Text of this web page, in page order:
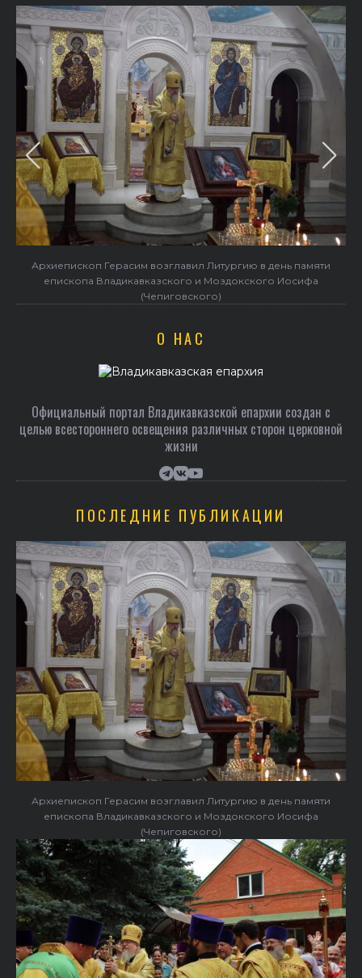
Архиепископ Герасим возглавил Литургию в день памяти
епископа Владикавказского и Моздокского Иосифа
(Чепиговского)
О НАС
Официальный портал Владикавказской епархии создан c
целью всестороннего освещения различных сторон церковной
жизни
ПОСЛЕДНИЕ ПУБЛИКАЦИИ
Архиепископ Герасим возглавил Литургию в день памяти
епископа Владикавказского и Моздокского Иосифа
(Чепиговского)